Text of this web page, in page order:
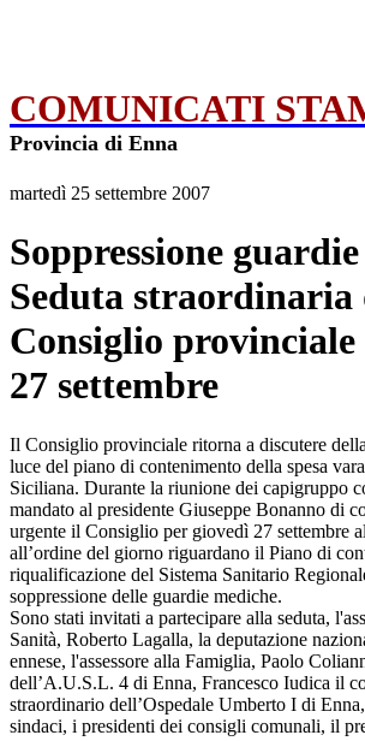
COMUNICATI
Provincia di Enna
martedì 25 settembre 2007
Soppressione
Seduta straordinaria
Consiglio provinciale
27 settembre
Il Consiglio provinciale ritorna a discutere
luce del piano di contenimento della spesa
Siciliana. Durante la riunione dei capigruppo
mandato al presidente Giuseppe Bonanno di
urgente il Consiglio per giovedì 27 settembre
all’ordine del giorno riguardano il Piano di
riqualificazione del Sistema Sanitario
soppressione delle guardie mediche.
Sono stati invitati a partecipare alla seduta,
Sanità, Roberto Lagalla, la deputazione
ennese, l'assessore alla Famiglia, Paolo
dell’A.U.S.L. 4 di Enna, Francesco Iudica il
straordinario dell’Ospedale Umberto I di
sindaci, i presidenti dei consigli comunali, il